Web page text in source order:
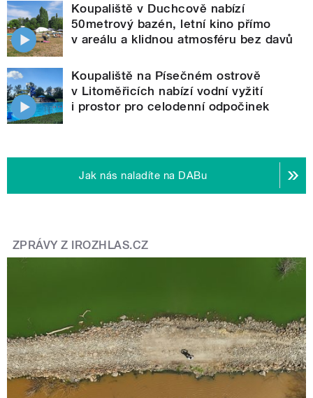
Koupaliště v Duchcově nabízí
50metrový bazén, letní kino přímo
v areálu a klidnou atmosféru bez davů
Koupaliště na Písečném ostrově
v Litoměřicích nabízí vodní vyžití
i prostor pro celodenní odpočinek
Jak nás naladíte na DABu
ZPRÁVY Z IROZHLAS.CZ